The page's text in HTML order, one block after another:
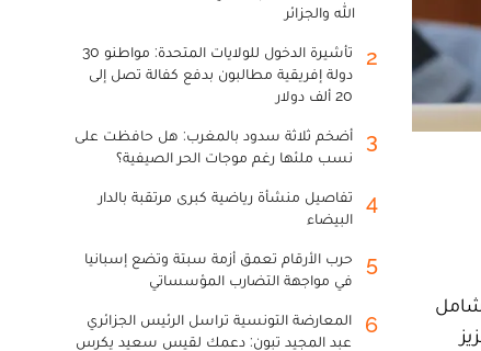
الشامل
الله والجزائر
2
تأشيرة الدخول للولايات المتحدة: مواطنو 30
دولة إفريقية مطالبون بدفع كفالة تصل إلى
20 ألف دولار
3
أضخم ثلاثة سدود بالمغرب: هل حافظت على
نسب ملئها رغم موجات الحر الصيفية؟
4
تفاصيل منشأة رياضية كبرى مرتقبة بالدار
البيضاء
5
حرب الأرقام تعمق أزمة سبتة وتضع إسبانيا
في مواجهة التضارب المؤسساتي
6
المعارضة التونسية تراسل الرئيس الجزائري
عبد المجيد تبون: دعمك لقيس سعيد يكرس